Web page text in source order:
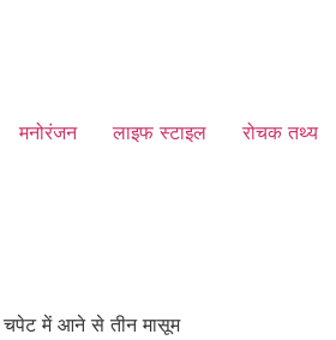
मनोरंजन लाइफ स्टाइल रोचक तथ्य
चपेट में आने से तीन मासूम